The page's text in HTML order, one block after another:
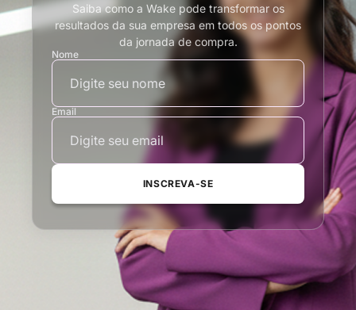
Saiba como a Wake pode transformar os
resultados da sua empresa em todos os pontos
da jornada de compra.
Nome
Email
INSCREVA-SE